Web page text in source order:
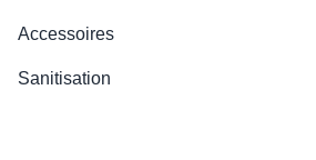
Accessoires
Sanitisation